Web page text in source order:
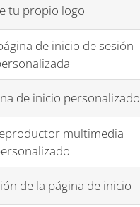
tu propio logo
de inicio de sesión
de inicio personalizado
multimedia
de la página de inicio